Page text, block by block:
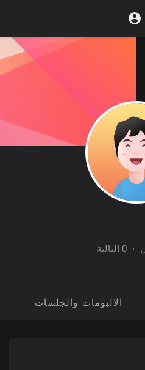
· 0 التالية
الالبومات والجلسات